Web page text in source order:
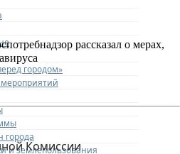
городом»
города
и землепользования
рассказал о мерах,
Комиссии